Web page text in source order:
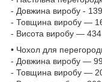
- Довжина виробу -
- Товщина виробу —
- Висота виробу —
• Чохол для
- Довжина виробу —
- Товщина виробу —